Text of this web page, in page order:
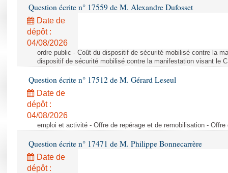
Question écrite n° 17559 de M. Alexandre Dufosset
Date de
dépôt :
04/08/2026
ordre public - Coût du dispositif de sécurité mobilisé contre la
dispositif de sécurité mobilisé contre la manifestation visant le
Question écrite n° 17512 de M. Gérard Leseul
Date de
dépôt :
04/08/2026
emploi et activité - Offre de repérage et de remobilisation -
Question écrite n° 17471 de M. Philippe Bonnecarrère
Date de
dépôt :